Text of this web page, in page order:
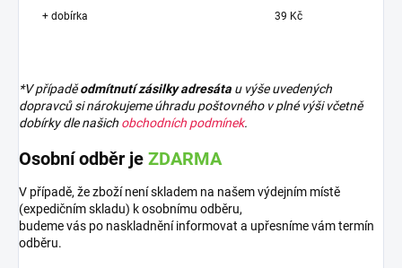
+ dobírka 39 Kč
*V případěodmítnutí zásilky adresáta u výše uvedených
dopravců si nárokujeme úhradu poštovného v plné výši včetně
dobírky dle našich obchodních podmínek.
Osobní odběr je ZDARMA
V případě, že zboží není skladem na našem výdejním místě
(expedičním skladu) k osobnímu odběru,
budeme vás po naskladnění informovat a upřesníme vám termín
odběru.